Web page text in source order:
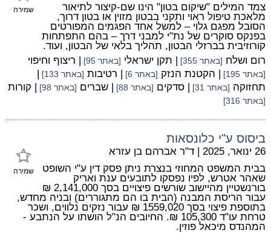
שמירה
צמד המילים "שיקום בטון" הינו שם-קיצור לתיאור
מלאכת טיפול ראוי ותקני בבטון מזוין או בטון דרוך,
הסובל מפגם גלוי – למשל אחד הפגמים המפורטים
בפנקס סוקרים של נת"י למבני דרך – בהם התפתחות
קורוזיבית בברזלי הבטון, תהליך בלאי של הבטון, ועוד.
רום ושלח [באתר 355] | תקן ישראלי [באתר 95] | ריצוף וחיפוי
[באתר 195] | הקטנת הנזק [באתר 6] | רטיבות [באתר 133]
|
תחזוקה [באתר 31] | סדקים [באתר 88] | שברים [באתר 98] | קורות
[באתר 316]
ביסוס ע"י כלונסאות
שמירה
26 ינואר, 2025 | ד"ר אברהם בן עזרא
בבית המשפט המחוזי בנצרת ניתן פסק דין ע"י השופט
שאהר אטרש, לפיו נפסקו לתובעים ענת ואריק
בורנשטיין מהיישוב שורשים פיצויים בסך 2,141,000 ₪
עבור הריסת המבנה (הבית בו הם מתגוררים) ובניה מחדש,
בתוספת פיצוי בסך 1559,020 ₪ עבור נזקים נלווים, ושכר
טרחת עו"ד 105,300 ₪. החיובים הנ"ל הושתו על הנתבע -
המהנדס מיכאל פוזין.